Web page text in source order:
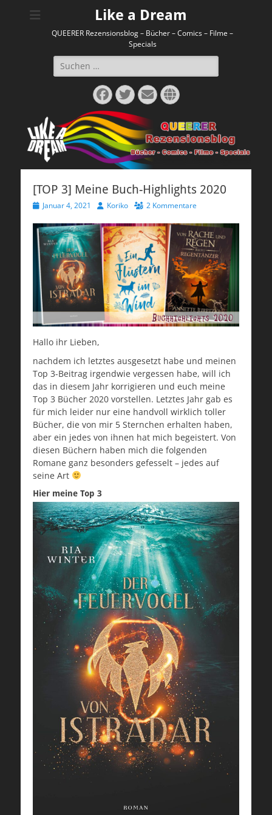
Like a Dream
QUEERER Rezensionsblog – Bücher – Comics – Filme –
Specials
Suchen
nach:
Facebook
Twitter
E-
Mail
Website
[TOP 3] Meine Buch-Highlights 2020
Veröffentlicht
Januar 4, 2021 AutorKoriko 2 Kommentare
Hallo ihr Lieben,
nachdem ich letztes ausgesetzt habe und meinen
Top 3-Beitrag irgendwie vergessen habe, will ich
das in diesem Jahr korrigieren und euch meine
Top 3 Bücher 2020 vorstellen. Letztes Jahr gab es
für mich leider nur eine handvoll wirklich toller
Bücher, die von mir 5 Sternchen erhalten haben,
aber ein jedes von ihnen hat mich begeistert. Von
diesen Büchern haben mich die folgenden
Romane ganz besonders gefesselt – jedes auf
seine Art
Hier meine Top 3